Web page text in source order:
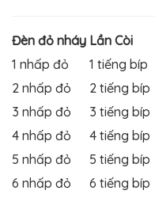
Đèn đỏ nháy Lần Còi
1 nhấp đỏ
1 tiếng bíp
2 nhấp đỏ
2 tiếng bíp
3 nhấp đỏ
3 tiếng bíp
4 nhấp đỏ
4 tiếng bíp
5 nhấp đỏ
5 tiếng bíp
6 nhấp đỏ
6 tiếng bíp